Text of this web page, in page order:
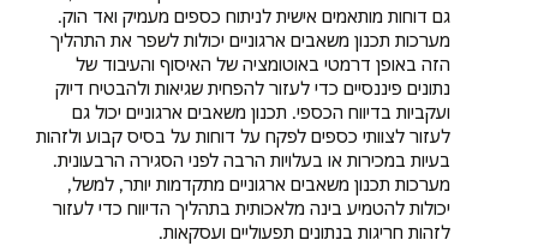
גם דוחות מותאמים אישית לניתוח כספים מעמיק ואד הוק.
מערכות תכנון משאבים ארגוניים יכולות לשפר את התהליך
הזה באופן דרמטי באוטומציה של האיסוף והעיבוד של
נתונים פיננסיים כדי לעזור להפחית שגיאות ולהבטיח דיוק
ועקביות בדיווח הכספי. תכנון משאבים ארגוניים יכול גם
לעזור לצוותי כספים לפקח על דוחות על בסיס קבוע ולזהות
בעיות במכירות או בעלויות הרבה לפני הסגירה הרבעונית.
מערכות תכנון משאבים ארגוניים מתקדמות יותר, למשל,
יכולות להטמיע בינה מלאכותית בתהליך הדיווח כדי לעזור
לזהות חריגות בנתונים תפעוליים ועסקאות.